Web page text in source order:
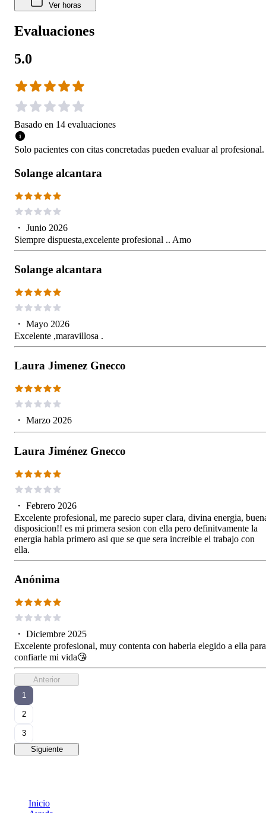
Ver horas
Evaluaciones
5.0
Basado en 14 evaluaciones
Solo pacientes con citas concretadas pueden evaluar al profesional.
Solange alcantara
・ Junio 2026
Siempre dispuesta,excelente profesional .. Amo
Solange alcantara
・ Mayo 2026
Excelente ,maravillosa .
Laura Jimenez Gnecco
・ Marzo 2026
Laura Jiménez Gnecco
・ Febrero 2026
Excelente profesional, me parecio super clara, divina energia,
disposicion!! es mi primera sesion con ella pero definitvamente la
energia habla primero asi que se que sera increible el trabajo con
ella.
Anónima
・ Diciembre 2025
Excelente profesional, muy contenta con haberla elegido a ella para
confiarle mi vida😘
Anterior
1
2
3
Siguiente
Inicio